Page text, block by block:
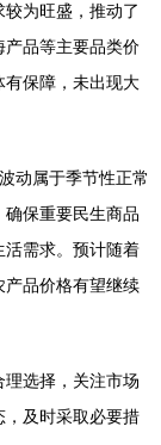
为旺盛，推动了
产品等主要品类价
有保障，未出现大
动属于季节性正常
保重要民生商品
活需求。预计随着
产品价格有望继续
选择，关注市场
，及时采取必要措